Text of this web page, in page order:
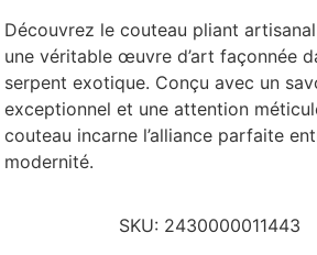
Découvrez le couteau pliant artisanal
une véritable œuvre d’art façonnée
serpent exotique. Conçu avec un
exceptionnel et une attention
couteau incarne l’alliance parfaite
modernité.
SKU: 2430000011443